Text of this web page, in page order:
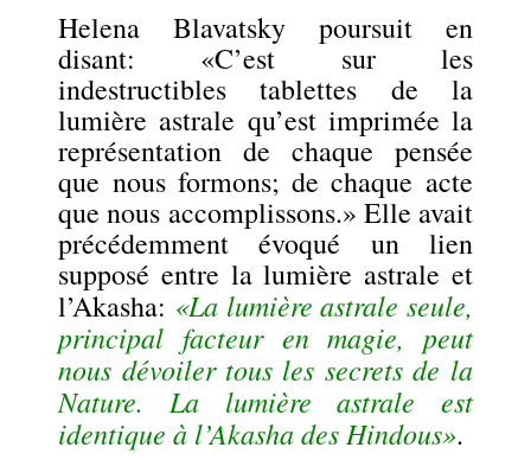
Helena Blavatsky poursuit en
disant: «C’est sur les
indestructibles tablettes de la
lumière astrale qu’est imprimée la
représentation de chaque pensée
que nous formons; de chaque acte
que nous accomplissons.» Elle avait
précédemment évoqué un lien
supposé entre la lumière astrale et
l’Akasha: «La lumière astrale seule,
principal facteur en magie, peut
nous dévoiler tous les secrets de la
Nature. La lumière astrale est
identique à l’Akasha des Hindous».